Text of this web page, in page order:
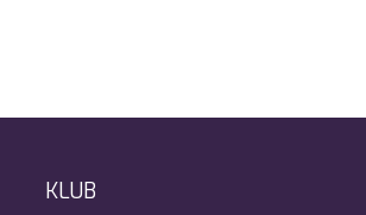
KLUB